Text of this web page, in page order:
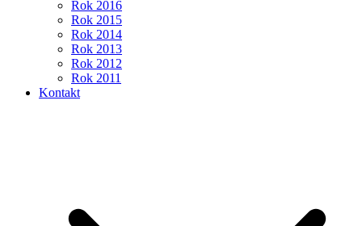
Rok 2016
Rok 2015
Rok 2014
Rok 2013
Rok 2012
Rok 2011
Kontakt